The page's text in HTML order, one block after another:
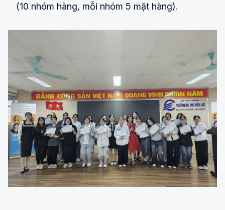
(10 nhóm hàng, mỗi nhóm 5 mặt hàng).